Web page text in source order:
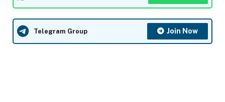
Telegram Group Join Now